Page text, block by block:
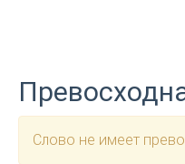
Слово не имеет